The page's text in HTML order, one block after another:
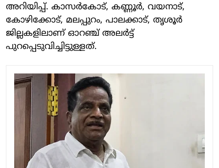
അറിയിപ്പ്. കാസര്‍കോട്, കണ്ണൂര്‍, വയനാട്,
കോഴിക്കോട്, മലപ്പുറം, പാലക്കാട്, തൃശൂര്‍
ജില്ലകളിലാണ് ഓറഞ്ച് അലര്‍ട്ട്
പുറപ്പെടുവിച്ചിട്ടുള്ളത്.